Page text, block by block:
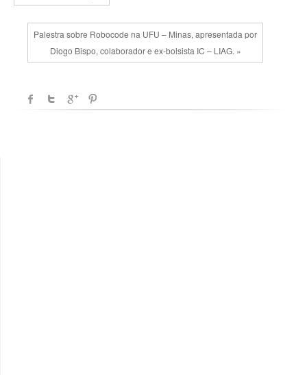
Palestra sobre Robocode na UFU – Minas, apresentada por
Diogo Bispo, colaborador e ex-bolsista IC – LIAG. »